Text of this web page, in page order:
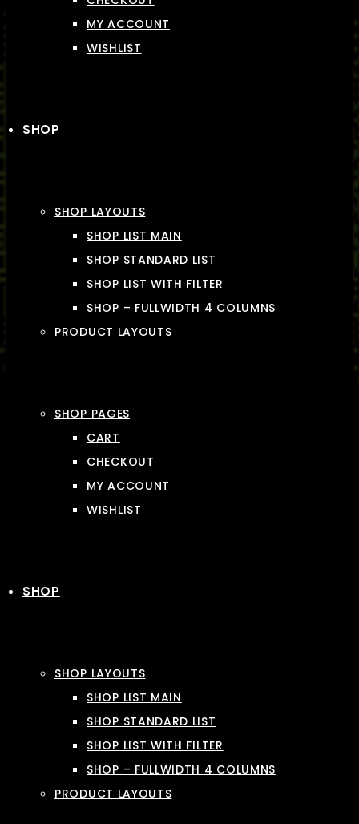
MY ACCOUNT
WISHLIST
SHOP
SHOP LAYOUTS
SHOP LIST MAIN
SHOP STANDARD LIST
SHOP LIST WITH FILTER
SHOP – FULLWIDTH 4 COLUMNS
PRODUCT LAYOUTS
SHOP PAGES
CART
CHECKOUT
MY ACCOUNT
WISHLIST
SHOP
SHOP LAYOUTS
SHOP LIST MAIN
SHOP STANDARD LIST
SHOP LIST WITH FILTER
SHOP – FULLWIDTH 4 COLUMNS
PRODUCT LAYOUTS